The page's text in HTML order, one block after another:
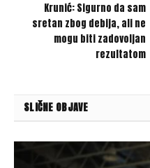
Krunić: Sigurno da sam
sretan zbog debija, ali ne
mogu biti zadovoljan
rezultatom
SLIČNE OBJAVE